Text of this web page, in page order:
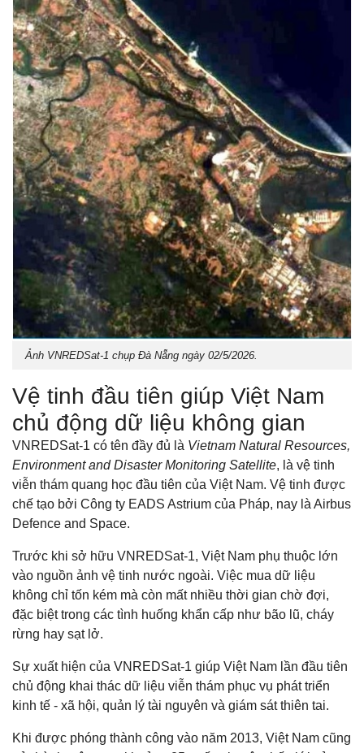
Ảnh VNREDSat-1 chụp Đà Nẵng ngày 02/5/2026.
Vệ tinh đầu tiên giúp Việt Nam
chủ động dữ liệu không gian
VNREDSat-1 có tên đầy đủ là Vietnam Natural Resources,
Environment and Disaster Monitoring Satellite, là vệ tinh
viễn thám quang học đầu tiên của Việt Nam. Vệ tinh được
chế tạo bởi Công ty EADS Astrium của Pháp, nay là Airbus
Defence and Space.
Trước khi sở hữu VNREDSat-1, Việt Nam phụ thuộc lớn
vào nguồn ảnh vệ tinh nước ngoài. Việc mua dữ liệu
không chỉ tốn kém mà còn mất nhiều thời gian chờ đợi,
đặc biệt trong các tình huống khẩn cấp như bão lũ, cháy
rừng hay sạt lở.
Sự xuất hiện của VNREDSat-1 giúp Việt Nam lần đầu tiên
chủ động khai thác dữ liệu viễn thám phục vụ phát triển
kinh tế - xã hội, quản lý tài nguyên và giám sát thiên tai.
Khi được phóng thành công vào năm 2013, Việt Nam cũng